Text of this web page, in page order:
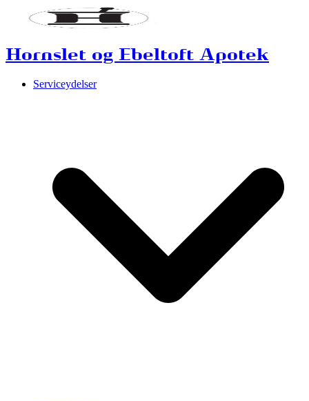
Hornslet og Ebeltoft Apotek
Serviceydelser